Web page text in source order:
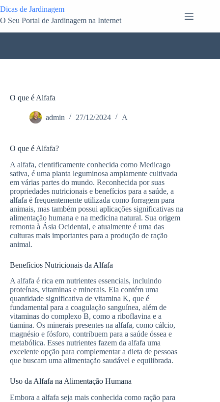
para
o
Dicas de Jardinagem
O Seu Portal de Jardinagem na Internet
O que é Alfafa
admin 27/12/2024 A
O que é Alfafa?
A alfafa, cientificamente conhecida como Medicago
sativa, é uma planta leguminosa amplamente cultivada
em várias partes do mundo. Reconhecida por suas
propriedades nutricionais e benefícios para a saúde, a
alfafa é frequentemente utilizada como forragem para
animais, mas também possui aplicações significativas na
alimentação humana e na medicina natural. Sua origem
remonta à Ásia Ocidental, e atualmente é uma das
culturas mais importantes para a produção de ração
animal.
Benefícios Nutricionais da Alfafa
A alfafa é rica em nutrientes essenciais, incluindo
proteínas, vitaminas e minerais. Ela contém uma
quantidade significativa de vitamina K, que é
fundamental para a coagulação sanguínea, além de
vitaminas do complexo B, como a riboflavina e a
tiamina. Os minerais presentes na alfafa, como cálcio,
magnésio e fósforo, contribuem para a saúde óssea e
metabólica. Esses nutrientes fazem da alfafa uma
excelente opção para complementar a dieta de pessoas
que buscam uma alimentação saudável e equilibrada.
Uso da Alfafa na Alimentação Humana
Embora a alfafa seja mais conhecida como ração para